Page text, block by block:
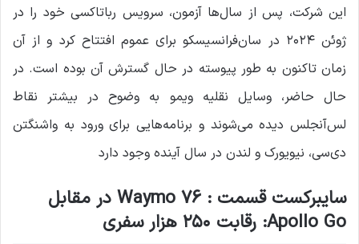
این شرکت، پس از سال‌ها آزمون، سرویس رباتاکسی خود را در
ژوئن ۲۰۲۴ در سان‌فرانسیسکو برای عموم افتتاح کرد و از آن
زمان تاکنون به طور پیوسته در حال گسترش آن بوده است. در
حال حاضر، وسایل نقلیه ویمو به وضوح در بیشتر نقاط
لس‌آنجلس دیده می‌شوند و برنامه‌هایی برای ورود به واشنگتن
دی‌سی، نیویورک و لندن در سال آینده وجود دارد
سایبرکست قسمت : 76 Waymo در مقابل
Apollo Go: رقابت ۲۵۰ هزار سفری